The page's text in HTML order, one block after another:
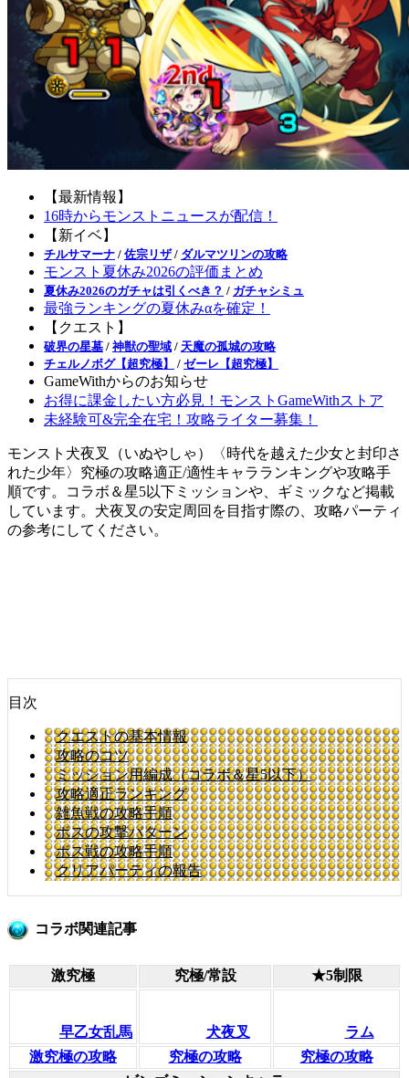
【最新情報】
16時からモンストニュースが配信！
【新イベ】
チルサマーナ / 佐宗リザ/ ダルマツリンの攻略
モンスト夏休み2026の評価まとめ
夏休み2026のガチャは引くべき？ / ガチャシミュ
最強ランキングの夏休みαを確定！
【クエスト】
破界の星墓 / 神獣の聖域 / 天魔の孤城の攻略
チェルノボグ【超究極】
/ ゼーレ【超究極】
GameWithからのお知らせ
お得に課金したい方必見！モンストGameWithストア
未経験可&完全在宅！攻略ライター募集！
モンスト犬夜叉（いぬやしゃ）〈時代を越えた少女と封印さ
れた少年〉究極の攻略適正/適性キャラランキングや攻略手
順です。コラボ＆星5以下ミッションや、ギミックなど掲載
しています。犬夜叉の安定周回を目指す際の、攻略パーティ
の参考にしてください。
目次
クエストの基本情報
攻略のコツ
ミッション用編成（コラボ＆星5以下）
攻略適正ランキング
雑魚戦の攻略手順
ボスの攻撃パターン
ボス戦の攻略手順
クリアパーティの報告
コラボ関連記事
激究極 究極/常設 ★5制限
早乙女乱馬 犬夜叉
ラム
激究極の攻略
究極の攻略
究極の攻略